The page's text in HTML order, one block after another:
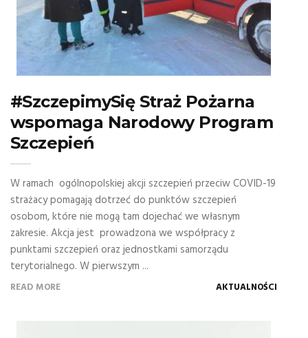
#SzczepimySię Straż Pożarna
wspomaga Narodowy Program
Szczepień
W ramach ogólnopolskiej akcji szczepień przeciw COVID-19
strażacy pomagają dotrzeć do punktów szczepień
osobom, które nie mogą tam dojechać we własnym
zakresie. Akcja jest prowadzona we współpracy z
punktami szczepień oraz jednostkami samorządu
terytorialnego. W pierwszym ...
READ MORE AKTUALNOŚCI